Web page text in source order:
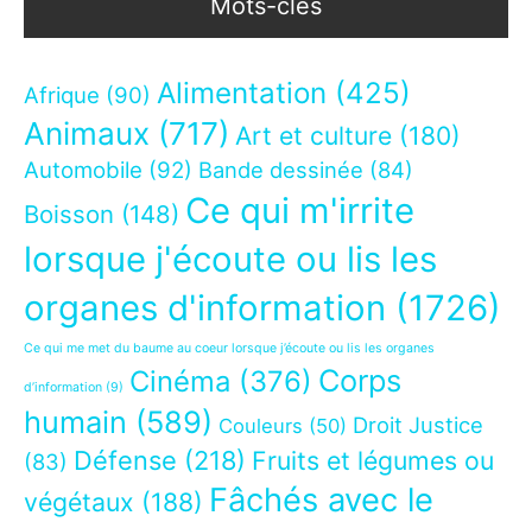
Mots-clés
Afrique (90) Alimentation (425)
Animaux (717) Art et culture (180)
Automobile (92) Bande dessinée (84)
Boisson (148) Ce qui m'irrite
lorsque j'écoute ou lis les
organes d'information (1726)
Ce qui me met du baume au coeur lorsque j’écoute ou lis les organes
d’information (9) Cinéma (376) Corps
humain (589) Couleurs (50) Droit Justice
(83) Défense (218) Fruits et légumes ou
végétaux (188) Fâchés avec le